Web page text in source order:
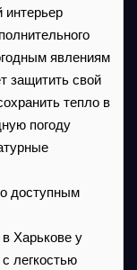
явлениям
защитить свой
тепло в
погоду
доступным
Харькове у
легкостью